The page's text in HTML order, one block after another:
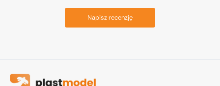
Napisz recenzję